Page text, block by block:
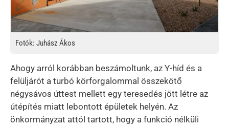
Fotók: Juhász Ákos
Ahogy arról korábban beszámoltunk, az Y-híd és a
felüljárót a turbó körforgalommal összekötő
négysávos úttest mellett egy teresedés jött létre az
útépítés miatt lebontott épületek helyén. Az
önkormányzat attól tartott, hogy a funkció nélküli